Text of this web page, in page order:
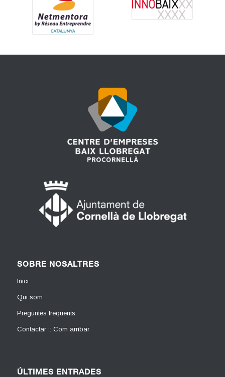
SOBRE NOSALTRES
Inici
Qui som
Preguntes freqüents
Contactar :: Com arribar
ÚLTIMES ENTRADES